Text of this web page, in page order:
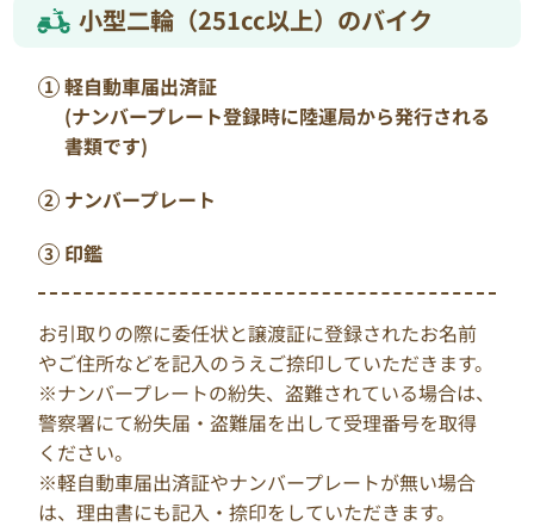
小型二輪（251cc以上）のバイク
軽自動車届出済証
(ナンバープレート登録時に陸運局から発行される
書類です)
ナンバープレート
印鑑
お引取りの際に委任状と譲渡証に登録されたお名前
やご住所などを記入のうえご捺印していただきます。
※ナンバープレートの紛失、盗難されている場合は、
警察署にて紛失届・盗難届を出して受理番号を取得
ください。
※軽自動車届出済証やナンバープレートが無い場合
は、理由書にも記入・捺印をしていただきます。